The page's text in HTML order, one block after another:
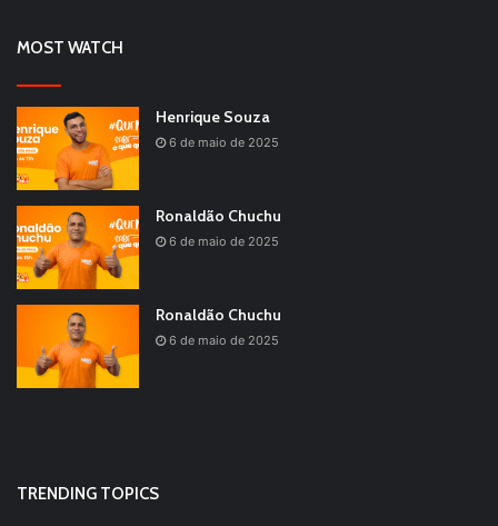
MOST WATCH
Henrique Souza
6 de maio de 2025
Ronaldão Chuchu
6 de maio de 2025
Ronaldão Chuchu
6 de maio de 2025
TRENDING TOPICS